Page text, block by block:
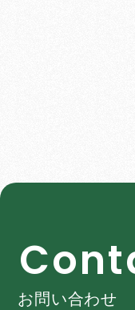
Cont
お問い合わせ